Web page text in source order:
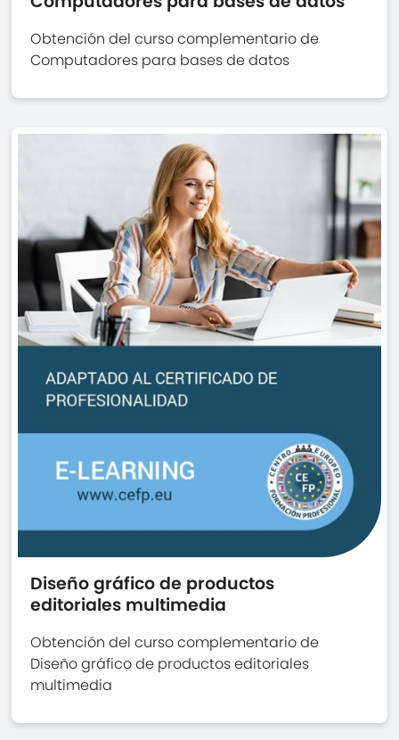
Obtención del curso complementario de
Computadores para bases de datos
Diseño gráfico de productos
editoriales multimedia
Obtención del curso complementario de
Diseño gráfico de productos editoriales
multimedia